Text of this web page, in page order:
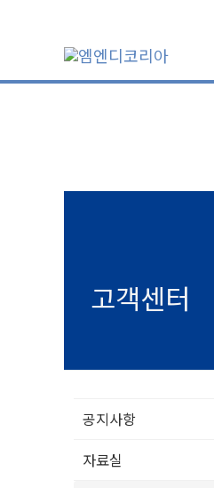
로
고객센터
공지사항
자료실